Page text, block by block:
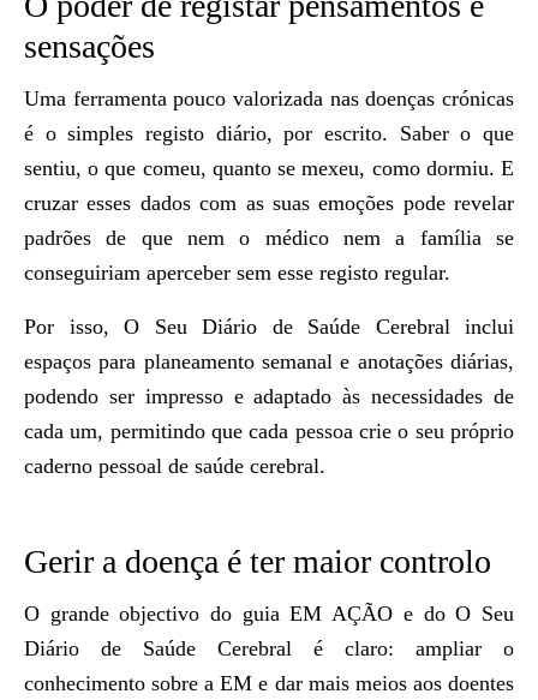
sensações
Uma ferramenta pouco valorizada nas doenças crónicas
é o simples registo diário, por escrito. Saber o que
sentiu, o que comeu, quanto se mexeu, como dormiu. E
cruzar esses dados com as suas emoções pode revelar
padrões de que nem o médico nem a família se
conseguiriam aperceber sem esse registo regular.
Por isso, O Seu Diário de Saúde Cerebral inclui
espaços para planeamento semanal e anotações diárias,
podendo ser impresso e adaptado às necessidades de
cada um, permitindo que cada pessoa crie o seu próprio
caderno pessoal de saúde cerebral.
Gerir a doença é ter maior controlo
O grande objectivo do guia EM AÇÃO e do O Seu
Diário de Saúde Cerebral é claro: ampliar o
conhecimento sobre a EM e dar mais meios aos doentes